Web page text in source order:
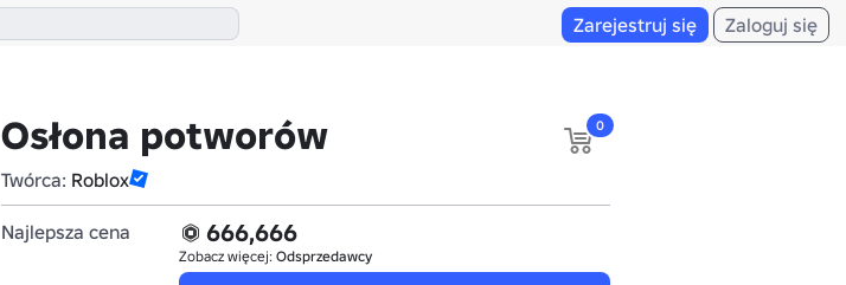
Zarejestruj się Zaloguj się
Osłona potworów
Twórca: Roblox
0
Najlepsza cena 666,666
Zobacz więcej: Odsprzedawcy